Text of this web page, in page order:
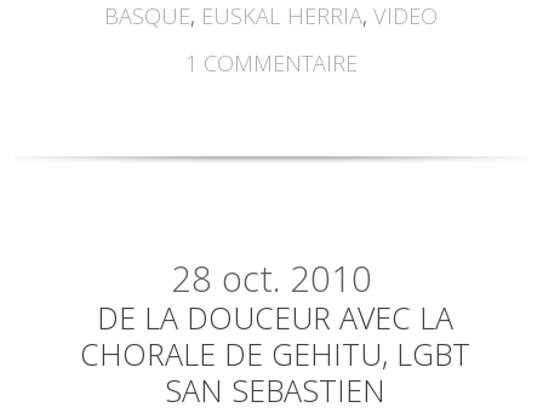
BASQUE, EUSKAL HERRIA,VIDEO
1 COMMENTAIRE
28 oct. 2010
DE LA DOUCEUR AVEC LA
CHORALE DE GEHITU, LGBT
SAN SEBASTIEN